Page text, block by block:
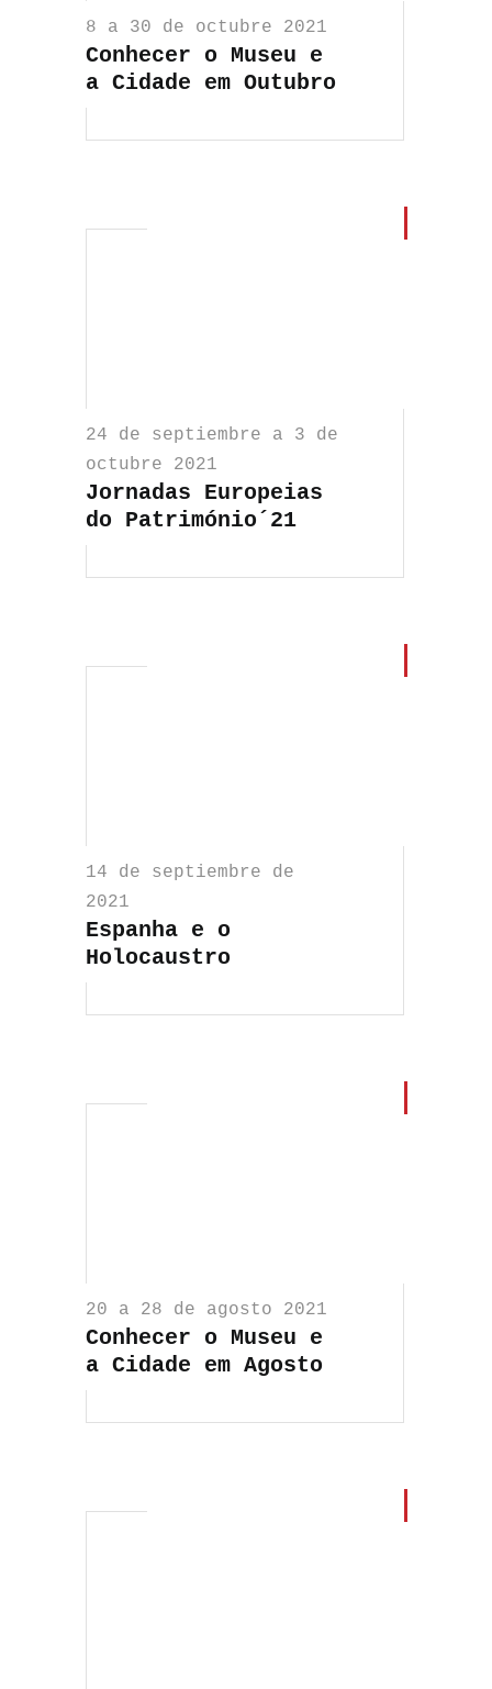
8 a 30 de octubre 2021
Conhecer o Museu e
a Cidade em Outubro
24 de septiembre a 3 de
octubre 2021
Jornadas Europeias
do Património´21
14 de septiembre de
2021
Espanha e o
Holocaustro
20 a 28 de agosto 2021
Conhecer o Museu e
a Cidade em Agosto